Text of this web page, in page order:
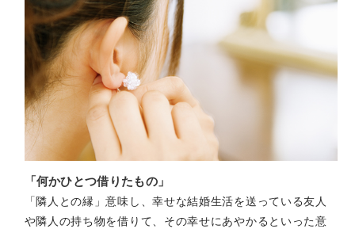
「何かひとつ借りたもの」
「隣人との縁」意味し、幸せな結婚生活を送っている友人
や隣人の持ち物を借りて、その幸せにあやかるといった意